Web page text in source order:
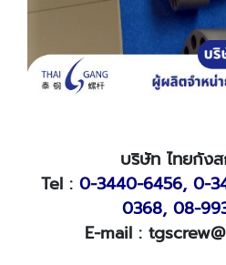
บริษัท ไทยกัง
Tel : 0-3440-6456, 0-
0368, 08-
E-mail :